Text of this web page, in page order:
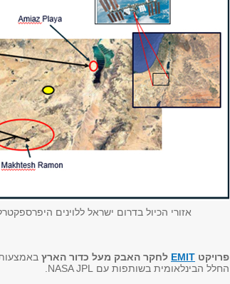
אזורי הכיול בדרום ישראל ללוינים
פרויקט EMIT לחקר האבק מעל כדור הארץ
החלל הבינלאומית בשותפות עם NASA JPL.